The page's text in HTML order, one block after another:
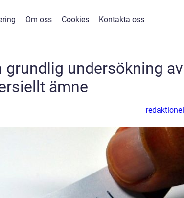
Om oss Cookies Kontakta oss
grundlig undersökning av
ämne
redaktionel